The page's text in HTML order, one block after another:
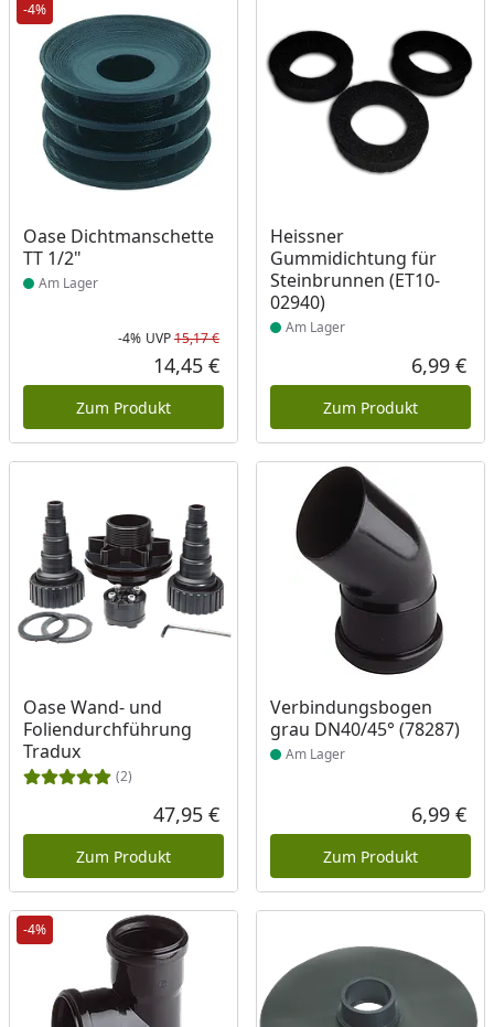
-4%
Oase Dichtmanschette
TT 1/2"
Produkt am Lager
Am Lager
Rabatt in Prozent
-4%
Ursprünglicher Preis
UVP15,17 €
Aktueller Preis
14,45 €
Zum Produkt
Heissner
Gummidichtung für
Steinbrunnen (ET10-
02940)
Produkt am Lager
Am Lager
6,99 €
Zum Produkt
Oase Wand- und
Foliendurchführung
Tradux
(2)
Aktueller Preis
47,95 €
Zum Produkt
Verbindungsbogen
grau DN40/45° (78287)
Produkt am Lager
Am Lager
6,99 €
Zum Produkt
-4%